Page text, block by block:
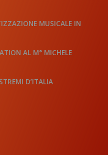
MUSICALE IN
AL M° MICHELE
D’ITALIA